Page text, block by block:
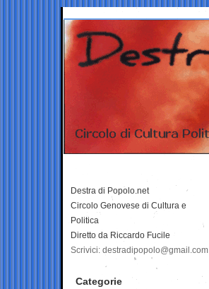
Destra di Popolo.net
Circolo Genovese di Cultura e
Politica
Diretto da Riccardo Fucile
Scrivici: destradipopolo@gmail.com
Categorie